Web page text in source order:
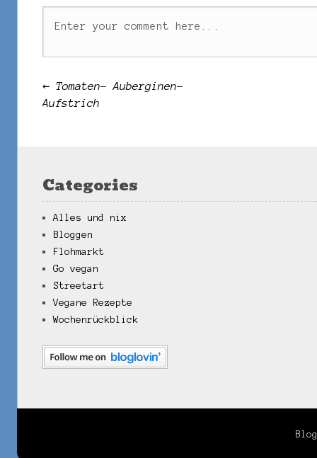
Post navigation
← Tomaten- Auberginen-
Aufstrich
Categories
Alles und nix
Bloggen
Flohmarkt
Go vegan
Streetart
Vegane Rezepte
Wochenrückblick